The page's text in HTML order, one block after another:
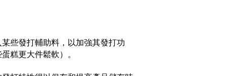
些發打輔助料，以加強其發打功
糕更大件鬆軟）。